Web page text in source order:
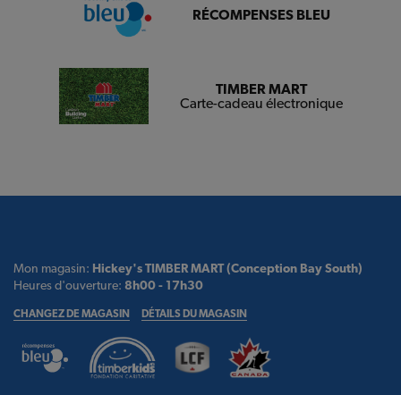
RÉCOMPENSES BLEU
TIMBER MART
Carte-cadeau électronique
Mon magasin: Hickey's TIMBER MART (Conception Bay South)
Heures d'ouverture: 8h00 - 17h30
CHANGEZ DE MAGASIN DÉTAILS DU MAGASIN